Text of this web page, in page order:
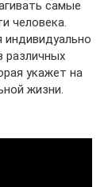
самые
человека.
различных
укажет на
жизни.